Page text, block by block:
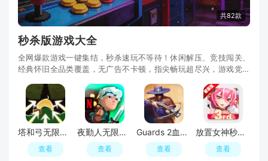
共82款
秒杀版游戏大全
全网爆款游戏一键集结，秒杀速玩不等待！休闲解压、竞技闯关、
经典怀旧全品类覆盖，无广告不卡顿，指尖畅玩超尽兴，游戏党私
塔和弓无限金币钻石破解版
查看
夜勤人无限金币破解版
查看
Guards 2血盟守卫军2无敌秒杀最新版
查看
放置女神秒杀无敌版破解版
查看